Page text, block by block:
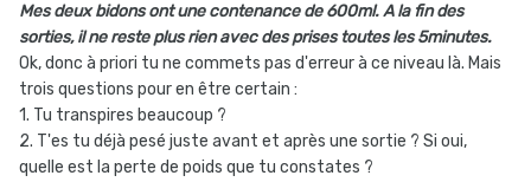
Mes deux bidons ont une contenance de 600ml. A la fin des
sorties, il ne reste plus rien avec des prises toutes les 5minutes.
Ok, donc à priori tu ne commets pas d'erreur à ce niveau là. Mais
trois questions pour en être certain :
1. Tu transpires beaucoup ?
2. T'es tu déjà pesé juste avant et après une sortie ? Si oui,
quelle est la perte de poids que tu constates ?